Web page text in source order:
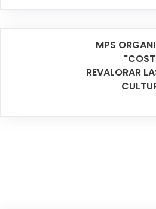
MPS
REVALORAR